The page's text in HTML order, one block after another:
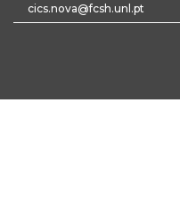
cics.nova@fcsh.unl.pt